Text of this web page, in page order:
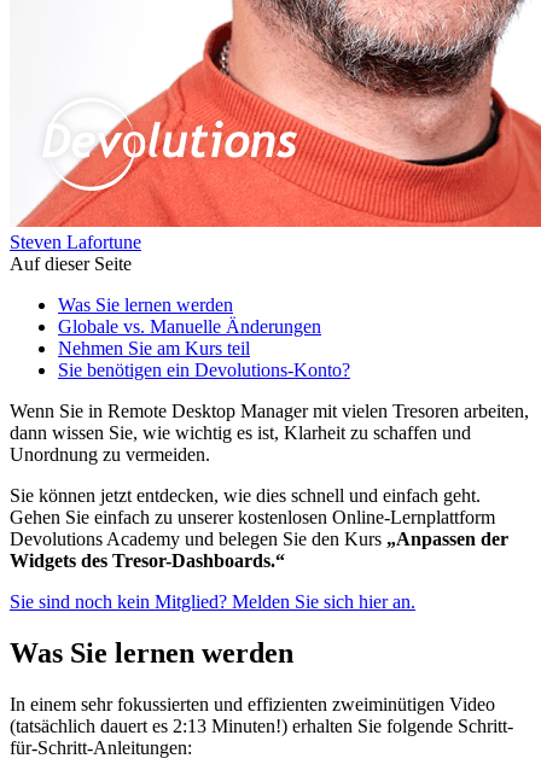
Steven Lafortune
Auf dieser Seite
Was Sie lernen werden
Globale vs. Manuelle Änderungen
Nehmen Sie am Kurs teil
Sie benötigen ein Devolutions-Konto?
Wenn Sie in Remote Desktop Manager mit vielen Tresoren arbeiten,
dann wissen Sie, wie wichtig es ist, Klarheit zu schaffen und
Unordnung zu vermeiden.
Sie können jetzt entdecken, wie dies schnell und einfach geht.
Gehen Sie einfach zu unserer kostenlosen Online-Lernplattform
Devolutions Academy und belegen Sie den Kurs „Anpassen der
Widgets des Tresor-Dashboards.“
Sie sind noch kein Mitglied? Melden Sie sich hier an.
Was Sie lernen werden
In einem sehr fokussierten und effizienten zweiminütigen Video
(tatsächlich dauert es 2:13 Minuten!) erhalten Sie folgende Schritt-
für-Schritt-Anleitungen: